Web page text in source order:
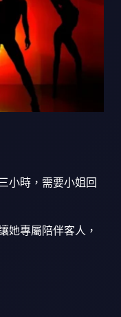
小時，需要小姐回
她專屬陪伴客人，